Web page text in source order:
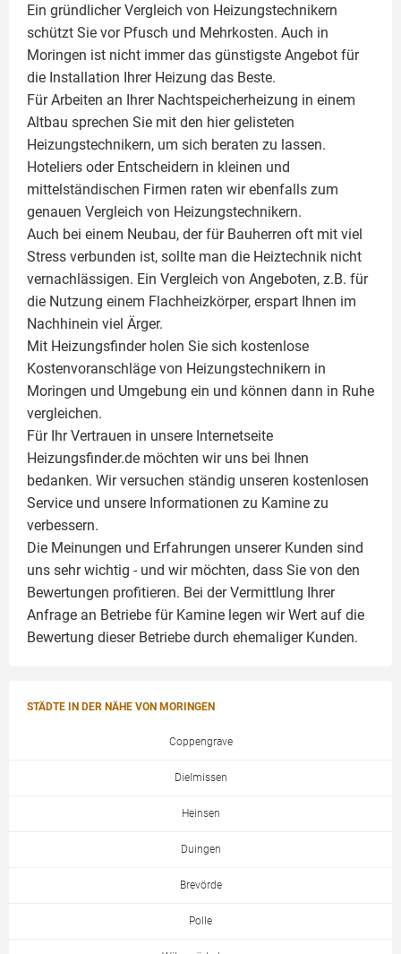
Ein gründlicher Vergleich von Heizungstechnikern
schützt Sie vor Pfusch und Mehrkosten. Auch in
Moringen ist nicht immer das günstigste Angebot für
die Installation Ihrer Heizung das Beste.
Für Arbeiten an Ihrer Nachtspeicherheizung in einem
Altbau sprechen Sie mit den hier gelisteten
Heizungstechnikern, um sich beraten zu lassen.
Hoteliers oder Entscheidern in kleinen und
mittelständischen Firmen raten wir ebenfalls zum
genauen Vergleich von Heizungstechnikern.
Auch bei einem Neubau, der für Bauherren oft mit viel
Stress verbunden ist, sollte man die Heiztechnik nicht
vernachlässigen. Ein Vergleich von Angeboten, z.B. für
die Nutzung einem Flachheizkörper, erspart Ihnen im
Nachhinein viel Ärger.
Mit Heizungsfinder holen Sie sich kostenlose
Kostenvoranschläge von Heizungstechnikern in
Moringen und Umgebung ein und können dann in Ruhe
vergleichen.
Für Ihr Vertrauen in unsere Internetseite
Heizungsfinder.de möchten wir uns bei Ihnen
bedanken. Wir versuchen ständig unseren kostenlosen
Service und unsere Informationen zu Kamine zu
verbessern.
Die Meinungen und Erfahrungen unserer Kunden sind
uns sehr wichtig - und wir möchten, dass Sie von den
Bewertungen profitieren. Bei der Vermittlung Ihrer
Anfrage an Betriebe für Kamine legen wir Wert auf die
Bewertung dieser Betriebe durch ehemaliger Kunden.
STÄDTE IN DER NÄHE VON MORINGEN
Coppengrave
Dielmissen
Heinsen
Duingen
Brevörde
Polle